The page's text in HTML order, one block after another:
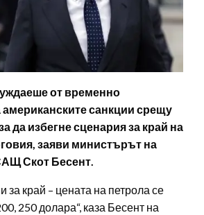
от временно
американските санкции срещу
да избегне сценария за край на
заяви министърът на
Скот Бесент.
край – цената на петрола се
250 долара“, каза Бесент на